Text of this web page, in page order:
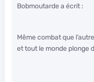
Bobmoutarde a écrit :
Même combat que
et tout le monde plonge